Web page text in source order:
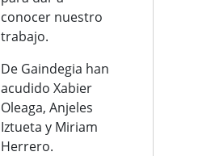
conocer nuestro
trabajo.
De Gaindegia han
acudido Xabier
Oleaga, Anjeles
Iztueta y Miriam
Herrero.